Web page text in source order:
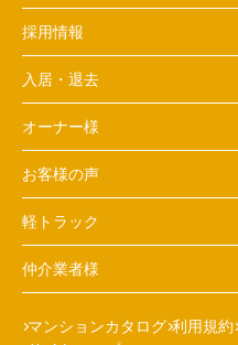
採用情報
入居・退去
オーナー様
お客様の声
軽トラック
仲介業者様
マンションカタログ 利用規約